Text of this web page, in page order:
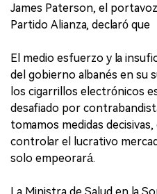
James Paterson, el
Partido Alianza, declaró que
El medio esfuerzo y la
del gobierno albanés en su
los cigarrillos electrónicos
desafiado por
tomamos medidas
controlar el lucrativo
solo empeorará.
La Ministra de Salud en la